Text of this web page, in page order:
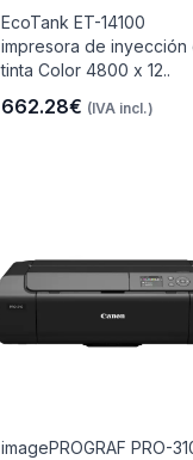
EcoTank ET-14100
impresora de inyección
tinta Color 4800 x 12..
662.28€ (IVA incl.)
imagePROGRAF PRO-